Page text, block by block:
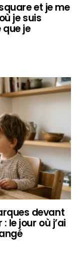
et je me
je suis
je
devant
le jour où j’ai